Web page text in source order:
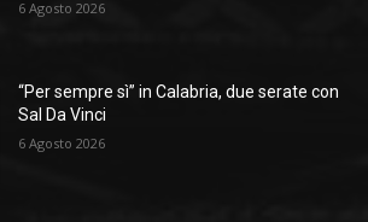
6 Agosto 2026
“Per sempre sì” in Calabria, due serate con
Sal Da Vinci
6 Agosto 2026